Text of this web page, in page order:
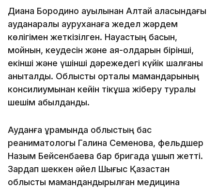
Диана Бородино ауылынан Алтай қаласындағы
ауданаралық ауруханаға жедел жәрдем
көлігімен жеткізілген. Науқастың басын,
мойнын, кеудесін және аяқ-қолдарын бірінші,
екінші және үшінші дәрежедегі күйік шалғаны
анықталды. Облыстық орталық мамандарының
консилиумынан кейін тікұшақ жіберу туралы
шешім қабылданды.
Ауданға құрамында облыстың бас
реаниматологы Галина Семенова, фельдшер
Назым Бейсенбаева бар бригада ұшып жетті.
Зардап шеккен әйел Шығыс Қазақстан
облыстық мамандандырылған медицина